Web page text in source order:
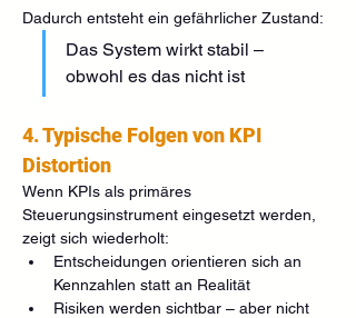
Dadurch entsteht ein gefährlicher Zustand:
Das System wirkt stabil –
obwohl es das nicht ist
4. Typische Folgen von KPI
Distortion
Wenn KPIs als primäres
Steuerungsinstrument eingesetzt werden,
zeigt sich wiederholt:
Entscheidungen orientieren sich an
Kennzahlen statt an Realität
Risiken werden sichtbar – aber nicht